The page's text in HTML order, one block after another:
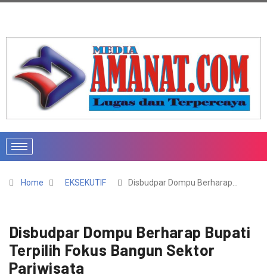
Home EKSEKUTIF Disbudpar Dompu Berharap…
Disbudpar Dompu Berharap Bupati
Terpilih Fokus Bangun Sektor
Pariwisata